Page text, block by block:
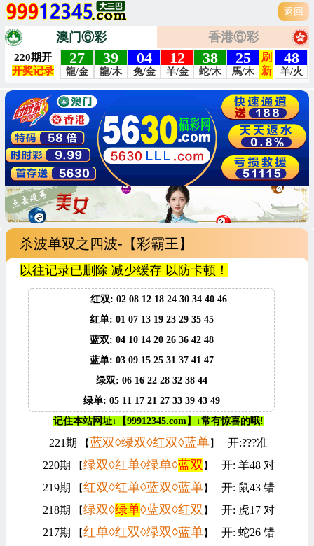
返回
澳门⑥彩 香港⑥彩